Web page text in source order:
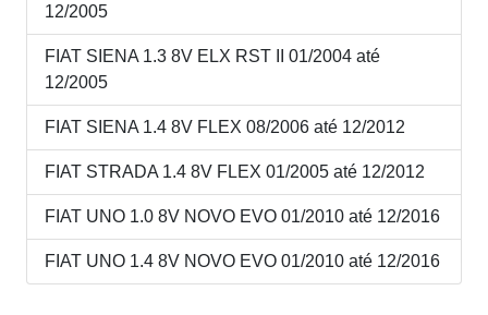
12/2005
FIAT SIENA 1.3 8V ELX RST II 01/2004 até
12/2005
FIAT SIENA 1.4 8V FLEX 08/2006 até 12/2012
FIAT STRADA 1.4 8V FLEX 01/2005 até 12/2012
FIAT UNO 1.0 8V NOVO EVO 01/2010 até 12/2016
FIAT UNO 1.4 8V NOVO EVO 01/2010 até 12/2016